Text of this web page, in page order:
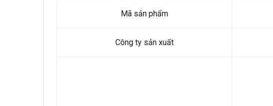
Mã sản phẩm
Công ty sản xuất